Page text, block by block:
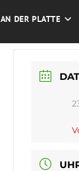
AN DER PLATTE